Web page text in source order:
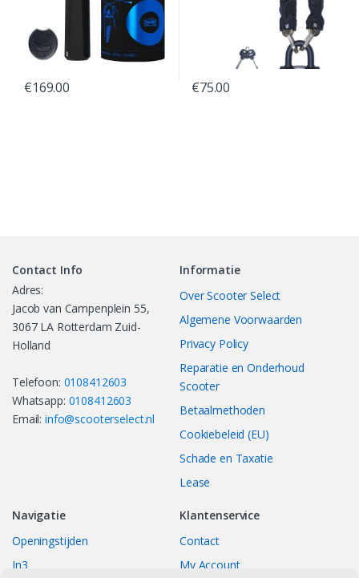
€169.00 €75.00
Contact Info
Adres:
Jacob van Campenplein 55,
3067 LA Rotterdam Zuid-
Holland
Telefoon: 0108412603
Whatsapp: 0108412603
Email:info@scooterselect.nl
Informatie
Over Scooter Select
Algemene Voorwaarden
Privacy Policy
Reparatie en Onderhoud
Scooter
Betaalmethoden
Cookiebeleid (EU)
Schade en Taxatie
Lease
Navigatie
Openingstijden
In3
Klantenservice
Contact
My Account